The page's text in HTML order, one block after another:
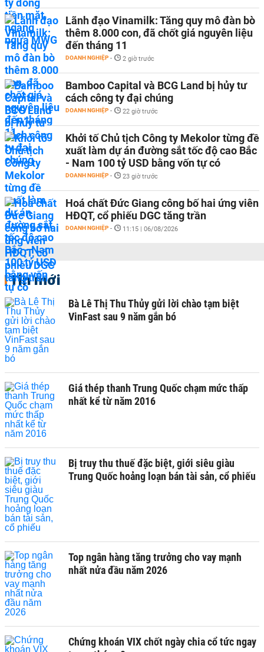
Lãnh đạo Vinamilk: Tăng quy mô đàn bò
thêm 8.000 con, đã chốt giá nguyên liệu
đến tháng 11
DOANH NGHIỆP - 2 giờ trước
Bamboo Capital và BCG Land bị hủy tư
cách công ty đại chúng
DOANH NGHIỆP - 22 giờ trước
Khởi tố Chủ tịch Công ty Mekolor từng đề
xuất làm dự án đường sắt tốc độ cao Bắc
- Nam 100 tỷ USD bằng vốn tự có
DOANH NGHIỆP - 23 giờ trước
Hoá chất Đức Giang công bố hai ứng viên
HĐQT, cổ phiếu DGC tăng trần
DOANH NGHIỆP - 11:15 | 06/08/2026
Tin mới
Bà Lê Thị Thu Thủy gửi lời chào tạm biệt
VinFast sau 9 năm gắn bó
Giá thép thanh Trung Quốc chạm mức thấp
nhất kể từ năm 2016
Bị truy thu thuế đặc biệt, giới siêu giàu
Trung Quốc hoảng loạn bán tài sản, cổ phiếu
Top ngân hàng tăng trưởng cho vay mạnh
nhất nửa đầu năm 2026
Chứng khoán VIX chốt ngày chia cổ tức ngay